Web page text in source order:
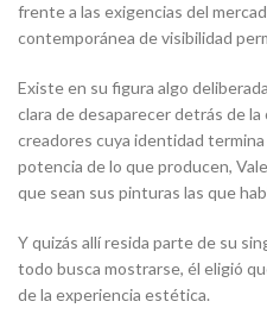
frente a las exigencias del
contemporánea de visibilidad
Existe en su figura algo
clara de desaparecer detrás de
creadores cuya identidad
potencia de lo que producen,
que sean sus pinturas las que
Y quizás allí resida parte de su
todo busca mostrarse, él eligió
de la experiencia estética.